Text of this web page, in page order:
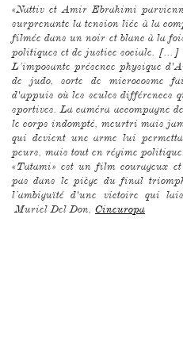
«Nattiv et Amir Ebrahimi
surprenante la tension liée à la
filmée dans un noir et blanc à la
politiques et de justice sociale. [...]
L’imposante présence physique
de judo, sorte de microcosme
d'appuis où les seules différences
sportives. La caméra accompagne
le corps indompté, meurtri mais
qui devient une arme lui
peurs, mais tout en régime
«Tatami» est un film courageux
pas dans le piège du final
l’ambiguïté d'une victoire qui
Muriel Del Don, Cineuropa